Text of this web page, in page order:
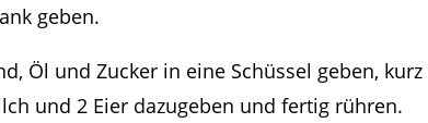
geben.
Öl und Zucker in eine Schüssel geben,
und 2 Eier dazugeben und fertig rühren.